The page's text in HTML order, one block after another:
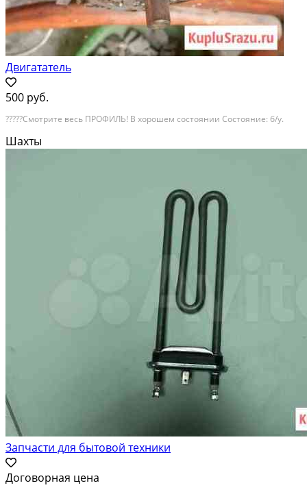
Двигататель
500 руб.
?????Смотрите весь ПРОФИЛЬ! В хорошем состоянии Состояние: б/у.
Шахты
Запчасти для бытовой техники
Договорная цена